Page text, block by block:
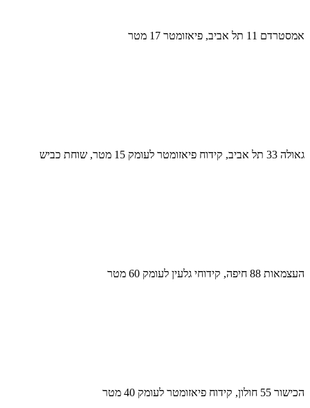
אמסטרדם 11 תל אביב, פיאזומטר 17 מטר
גאולה 33 תל אביב, קידוח פיאזומטר לעומק 15 מטר, שוחת כביש
העצמאות 88 חיפה, קידוחי גלעין לעומק 60 מטר
הכישור 55 חולון, קידוח פיאזומטר לעומק 40 מטר